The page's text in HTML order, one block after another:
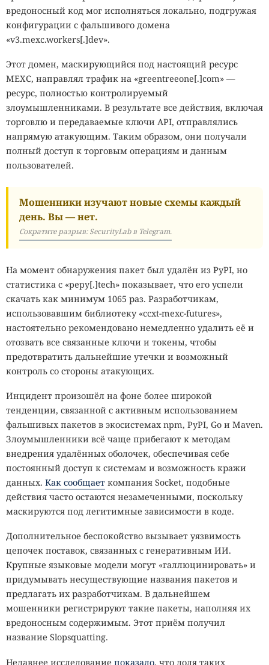
вредоносный код мог исполняться локально, подгружая
конфигурации с фальшивого домена
«v3.mexc.workers[.]dev».
Этот домен, маскирующийся под настоящий ресурс
MEXC, направлял трафик на «greentreeone[.]com» —
ресурс, полностью контролируемый
злоумышленниками. В результате все действия, включая
торговлю и передаваемые ключи API, отправлялись
напрямую атакующим. Таким образом, они получали
полный доступ к торговым операциям и данным
пользователей.
Мошенники изучают новые схемы каждый
день. Вы — нет.
Сократите разрыв: SecurityLab в Telegram.
На момент обнаружения пакет был удалён из PyPI, но
статистика с «pepy[.]tech» показывает, что его успели
скачать как минимум 1065 раз. Разработчикам,
использовавшим библиотеку «ccxt-mexc-futures»,
настоятельно рекомендовано немедленно удалить её и
отозвать все связанные ключи и токены, чтобы
предотвратить дальнейшие утечки и возможный
контроль со стороны атакующих.
Инцидент произошёл на фоне более широкой
тенденции, связанной с активным использованием
фальшивых пакетов в экосистемах npm, PyPI, Go и Maven.
Злоумышленники всё чаще прибегают к методам
внедрения удалённых оболочек, обеспечивая себе
постоянный доступ к системам и возможность кражи
данных. Как сообщает компания Socket, подобные
действия часто остаются незамеченными, поскольку
маскируются под легитимные зависимости в коде.
Дополнительное беспокойство вызывает уязвимость
цепочек поставок, связанных с генеративным ИИ.
Крупные языковые модели могут «галлюцинировать» и
придумывать несуществующие названия пакетов и
предлагать их разработчикам. В дальнейшем
мошенники регистрируют такие пакеты, наполняя их
вредоносным содержимым. Этот приём получил
название Slopsquatting.
Недавнее исследование показало, что доля таких